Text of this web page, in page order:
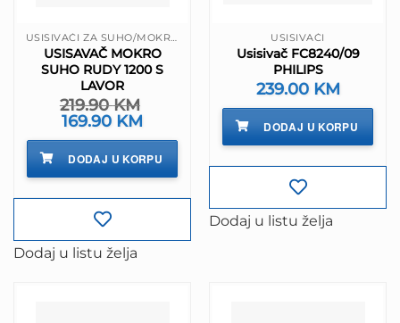
USISIVAČI ZA SUHO/MOKRO
USISAVAČ MOKRO
SUHO RUDY 1200 S
LAVOR
219.90KM
Izvorna
cijena
bila
je:
169.90 KM
je:
169.90 KM.
DODAJ U KORPU
Dodaj u listu želja
USISIVAČI
Usisivač FC8240/09
PHILIPS
239.00 KM
DODAJ U KORPU
Dodaj u listu želja